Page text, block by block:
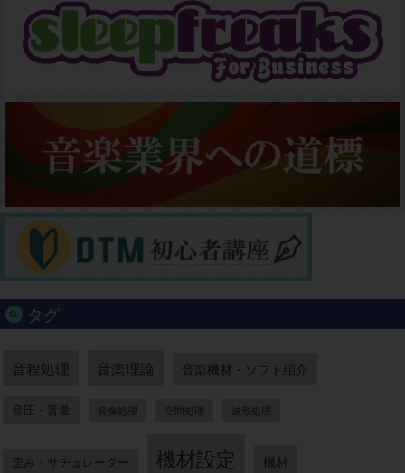
タグ
音程処理 音楽理論 音楽機材・ソフト紹介
音圧・音量 音像処理 空間処理 波形処理
歪み・サチュレーター 機材設定 機材